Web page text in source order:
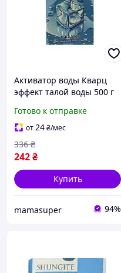
Активатор воды Кварц
эффект талой воды 500 г
Готово к отправке
от24₴/мес
242₴
336 ₴
Купить
mamasuper 94%